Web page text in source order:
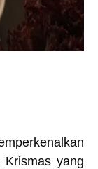
Krismas yang